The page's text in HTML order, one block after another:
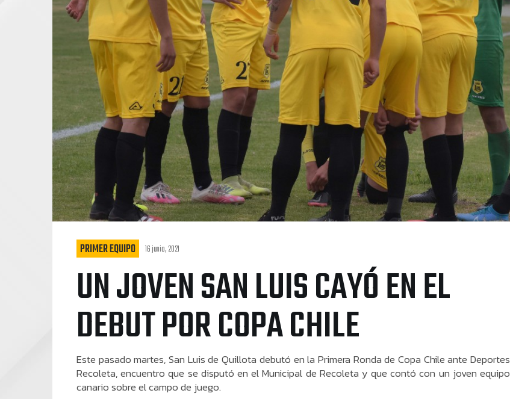
PRIMER EQUIPO 16 junio, 2021
UN JOVEN SAN LUIS CAYÓ EN EL
DEBUT POR COPA CHILE
Este pasado martes, San Luis de Quillota debutó en la Primera Ronda de Copa Chile ante Deportes
Recoleta, encuentro que se disputó en el Municipal de Recoleta y que contó con un joven equipo
canario sobre el campo de juego.